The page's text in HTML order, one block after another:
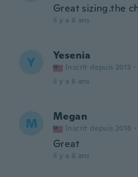
Great sizing.the
il y a 6 ans
Y Yesenia
Inscrit depuis 2013 ·
il y a 6 ans
M Megan
Inscrit depuis 2018 ·
Great
il y a 6 ans